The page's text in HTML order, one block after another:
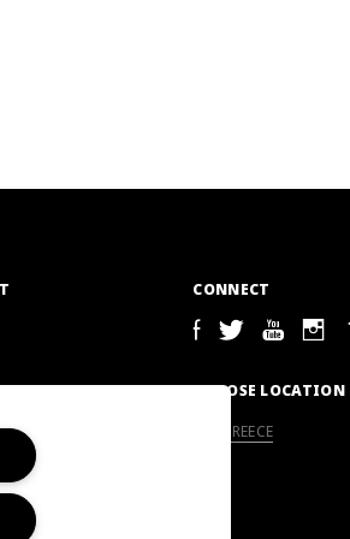
CONNECT
CHOOSE LOCATION
GREECE